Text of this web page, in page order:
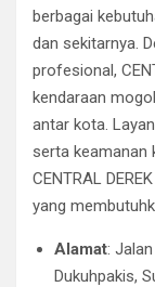
berbagai
dan sekitarnya.
profesional,
kendaraan
antar kota.
serta keamanan
CENTRAL
yang
Alamat:
Dukuhpakis,